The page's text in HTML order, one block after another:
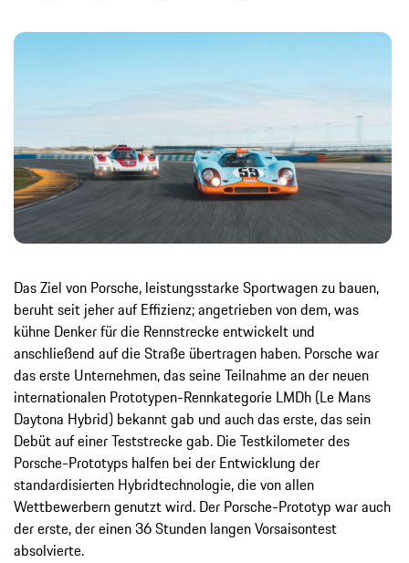
Das Ziel von Porsche, leistungsstarke Sportwagen zu bauen,
beruht seit jeher auf Effizienz; angetrieben von dem, was
kühne Denker für die Rennstrecke entwickelt und
anschließend auf die Straße übertragen haben. Porsche war
das erste Unternehmen, das seine Teilnahme an der neuen
internationalen Prototypen-Rennkategorie LMDh (Le Mans
Daytona Hybrid) bekannt gab und auch das erste, das sein
Debüt auf einer Teststrecke gab. Die Testkilometer des
Porsche-Prototyps halfen bei der Entwicklung der
standardisierten Hybridtechnologie, die von allen
Wettbewerbern genutzt wird. Der Porsche-Prototyp war auch
der erste, der einen 36 Stunden langen Vorsaisontest
absolvierte.